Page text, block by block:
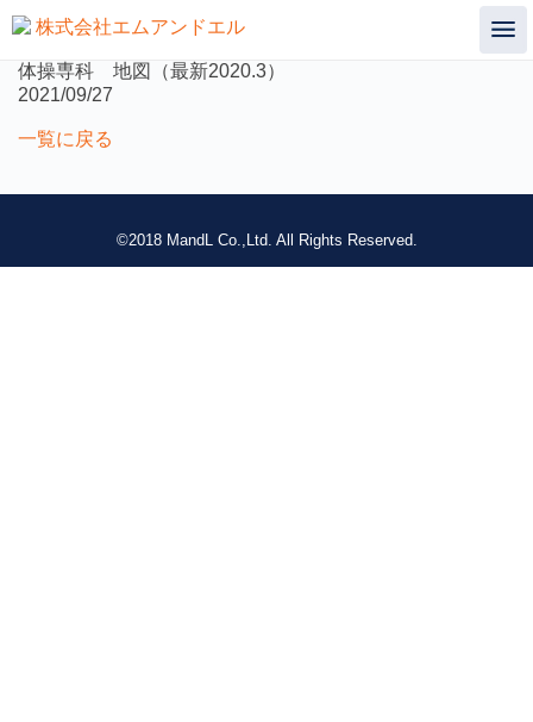
not found
体操専科 地図（最新2020.3）
2021/09/27
一覧に戻る
©2018 MandL Co.,Ltd. All Rights Reserved.